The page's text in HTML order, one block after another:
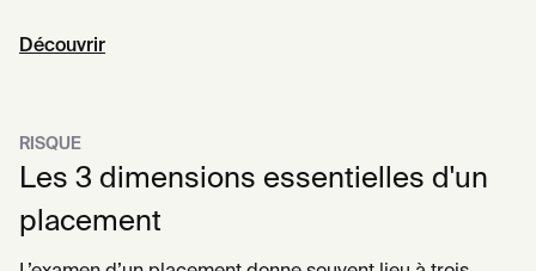
Découvrir
RISQUE
Les 3 dimensions essentielles d'un
placement